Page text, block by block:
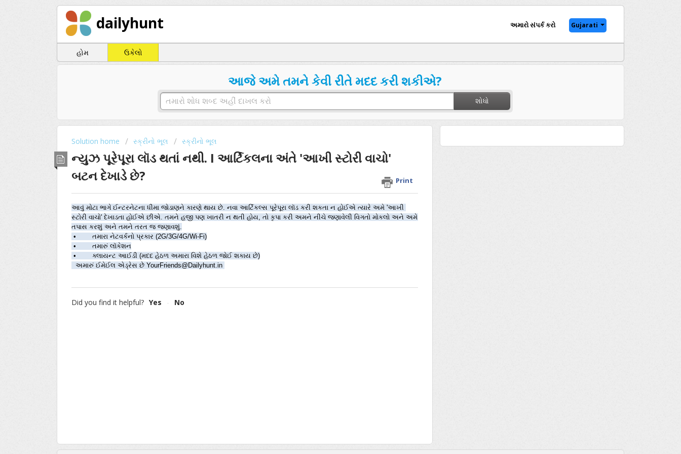
dailyhunt અમારો સંપર્ક કરો Gujarati
હોમ ઉકેલો
આજે અમે તમને કેવી રીતે મદદ કરી શકીએ?
શોધો
Solution home સ્ક્રીનો ભૂલ સ્ક્રીનો ભૂલ
ન્યુઝ પૂરેપૂરા લૉડ થતાં નથી. I આર્ટિકલના અંતે 'આખી સ્ટોરી વાચો'
બટન દેખાડે છે?
Print
આવું મોટા ભાગે ઈન્ટરનેટના ધીમા જોડાણને કારણે થાય છે. નવા આર્ટિકલ્સ પૂરેપૂરા લૉડ કરી શકતા ન હોઈએ ત્યારે અમે 'આખી
સ્ટોરી વાચો' દેખાડતા હોઈએ છીએ. તમને હજી પણ ખાતરી ન થતી હોય, તો કૃપા કરી અમને નીચે જણાવેલી વિગતો મોકલો અને અમે
તપાસ કરશું અને તમને તરત જ જણાવશું.
•        તમારા નેટવર્કનો પ્રકાર (2G/3G/4G/Wi-Fi)
•        તમારું લૉકેશન
•        ક્લાયન્ટ આઈડી (મદદ હેઠળ અમારા વિશે હેઠળ જોઈ શકાય છે)
અમારું ઈમેઈલ એડ્રેસ છે YourFriends@Dailyhunt.in
Did you find it helpful? Yes No